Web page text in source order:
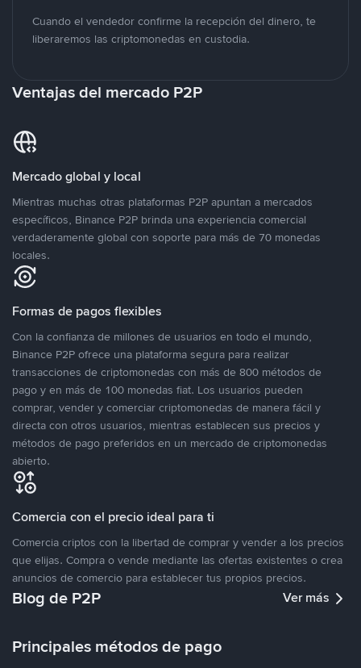
Cuando el vendedor confirme la recepción del dinero, te
liberaremos las criptomonedas en custodia.
Ventajas del mercado P2P
Mercado global y local
Mientras muchas otras plataformas P2P apuntan a mercados
específicos, Binance P2P brinda una experiencia comercial
verdaderamente global con soporte para más de 70 monedas
locales.
Formas de pagos flexibles
Con la confianza de millones de usuarios en todo el mundo,
Binance P2P ofrece una plataforma segura para realizar
transacciones de criptomonedas con más de 800 métodos de
pago y en más de 100 monedas fiat. Los usuarios pueden
comprar, vender y comerciar criptomonedas de manera fácil y
directa con otros usuarios, mientras establecen sus precios y
métodos de pago preferidos en un mercado de criptomonedas
abierto.
Comercia con el precio ideal para ti
Comercia criptos con la libertad de comprar y vender a los precios
que elijas. Compra o vende mediante las ofertas existentes o crea
anuncios de comercio para establecer tus propios precios.
Blog de P2P Ver más
Principales métodos de pago